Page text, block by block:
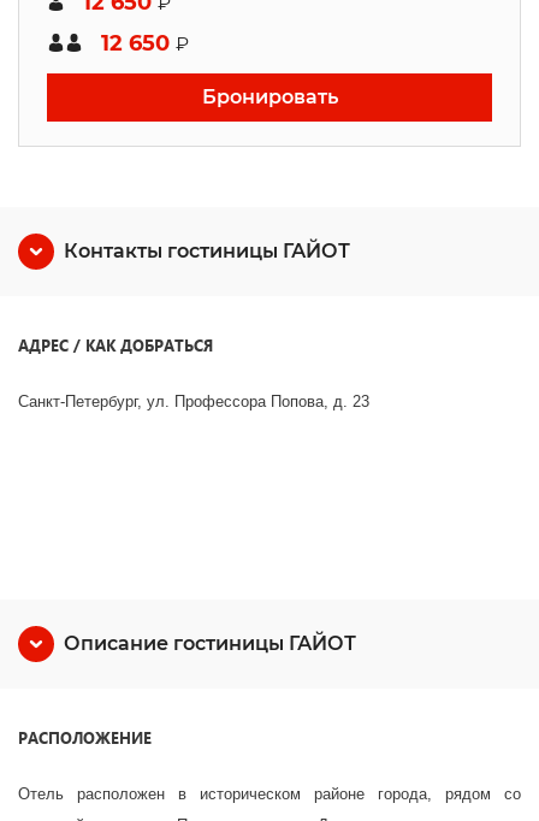
12 650 ₽
Бронировать
Контакты гостиницы ГАЙОТ
АДРЕС / КАК ДОБРАТЬСЯ
Санкт-Петербург, ул. Профессора Попова, д. 23
Описание гостиницы ГАЙОТ
РАСПОЛОЖЕНИЕ
Отель расположен в историческом районе города, рядом со